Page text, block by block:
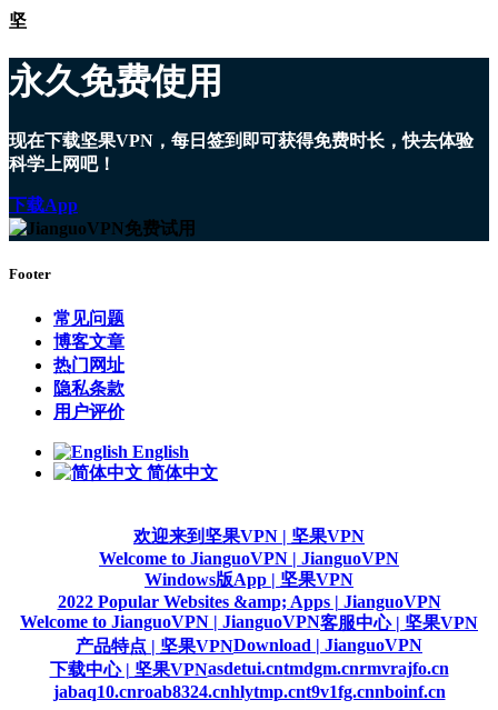
坚
永久免费使用
现在下载坚果VPN，每日签到即可获得免费时长，快去体验
科学上网吧！
下载App
Footer
常见问题
博客文章
热门网址
隐私条款
用户评价
English
简体中文
欢迎来到坚果VPN | 坚果VPN
Welcome to JianguoVPN | JianguoVPN
Windows版App | 坚果VPN
2022 Popular Websites &amp; Apps | JianguoVPN
Welcome to JianguoVPN | JianguoVPN客服中心 | 坚果VPN
产品特点 | 坚果VPNDownload | JianguoVPN
下载中心 | 坚果VPNasdetui.cntmdgm.cnrmvrajfo.cn
jabaq10.cnroab8324.cnhlytmp.cnt9v1fg.cnnboinf.cn